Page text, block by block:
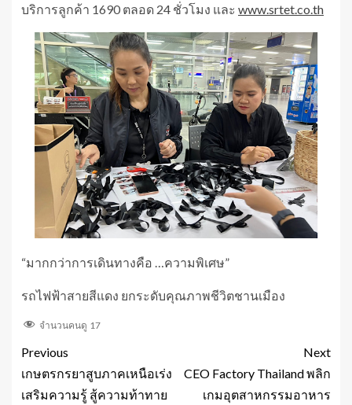
บริการลูกค้า 1690 ตลอด 24 ชั่วโมง และ www.srtet.co.th
“มากกว่าการเดินทางคือ …ความพิเศษ”
รถไฟฟ้าสายสีแดง ยกระดับคุณภาพชีวิตชานเมือง
จำนวนคนดู 17
Previous
เกษตรกรยาสูบภาคเหนือเร่ง
เสริมความรู้ สู้ความท้าทาย
Next
CEO Factory Thailand พลิก
เกมอุตสาหกรรมอาหาร